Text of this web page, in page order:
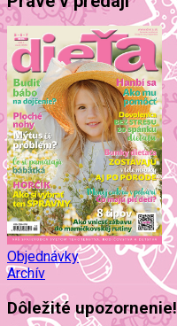
Objednávky
Archív
Dôležité upozornenie!